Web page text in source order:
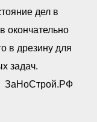
дел в
окончательно
в дрезину для
задач.
ЗаНоСтрой.РФ